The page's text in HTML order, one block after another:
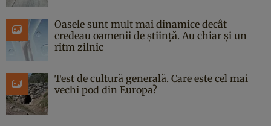
Oasele sunt mult mai dinamice decât
credeau oamenii de știință. Au chiar și un
ritm zilnic
Test de cultură generală. Care este cel mai
vechi pod din Europa?